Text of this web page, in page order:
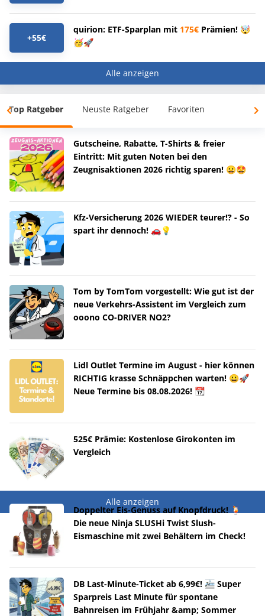
+55€
quirion: ETF-Sparplan mit 175€ Prämien! 🤯
🥳🚀
Alle anzeigen
Top Ratgeber Neuste Ratgeber Favoriten
Gutscheine, Rabatte, T-Shirts & freier
Eintritt: Mit guten Noten bei den
Zeugnisaktionen 2026 richtig sparen! 😀🤩
Kfz-Versicherung 2026 WIEDER teurer!? - So
spart ihr dennoch! 🚗💡
Tom by TomTom vorgestellt: Wie gut ist der
neue Verkehrs-Assistent im Vergleich zum
ooono CO-DRIVER NO2?
Lidl Outlet Termine im August - hier können
RICHTIG krasse Schnäppchen warten! 😀🚀
Neue Termine bis 08.08.2026! 📆
525€ Prämie: Kostenlose Girokonten im
Vergleich
Alle anzeigen
Doppelter Eis-Genuss auf Knopfdruck! 🍹
Die neue Ninja SLUSHi Twist Slush-
Eismaschine mit zwei Behältern im Check!
DB Last-Minute-Ticket ab 6,99€! 🚈 Super
Sparpreis Last Minute für spontane
Bahnreisen im Frühjahr &amp; Sommer